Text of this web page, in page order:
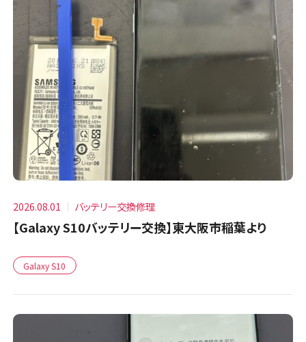
2026.08.01 バッテリー交換修理
【Galaxy S10バッテリー交換】東大阪市稲葉より
Galaxy S10